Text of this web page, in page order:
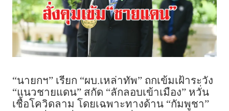
“นายกฯ” เรียก “ผบ.เหล่าทัพ” ถกเข้มเฝ้าระวัง
“แนวชายแดน” สกัด “ลักลอบเข้าเมือง” หวั่น
เชื้อโควิดลาม โดยเฉพาะทางด้าน “กัมพูชา”